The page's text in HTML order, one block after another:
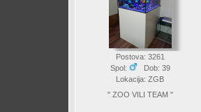
Postova: 3261
Spol:
Dob: 39
Lokacija: ZGB
" ZOO VILI TEAM "